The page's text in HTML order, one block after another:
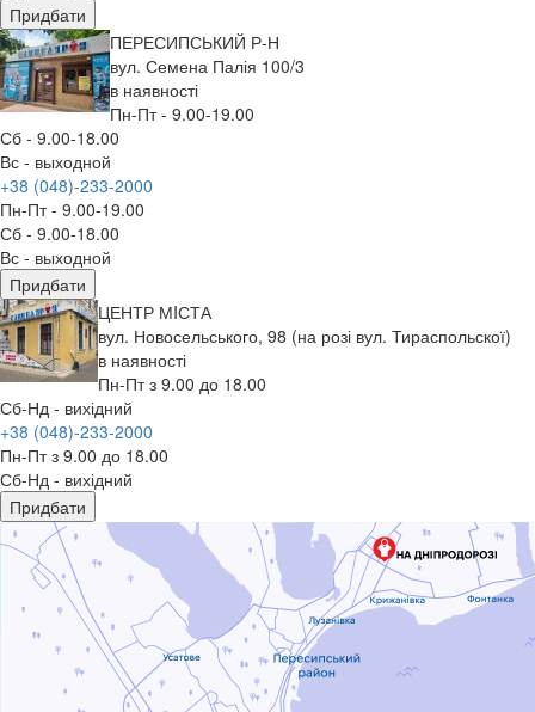
Придбати
ПЕРЕСИПСЬКИЙ Р-Н
вул. Семена Палія 100/3
в наявності
Пн-Пт - 9.00-19.00
Сб - 9.00-18.00
Вс - выходной
+38 (048)-233-2000
Пн-Пт - 9.00-19.00
Сб - 9.00-18.00
Вс - выходной
Придбати
ЦЕНТР МIСТА
вул. Новосельського, 98 (на розі вул. Тираспольскої)
в наявності
Пн-Пт з 9.00 до 18.00
Сб-Нд - вихідний
+38 (048)-233-2000
Пн-Пт з 9.00 до 18.00
Сб-Нд - вихідний
Придбати